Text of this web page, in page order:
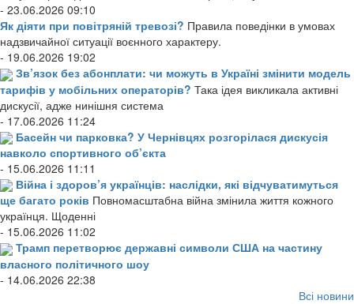
- 23.06.2026 09:10
Як діяти при повітряній тревозі? Правила поведінки в умовах
надзвичайної ситуації воєнного характеру.
- 19.06.2026 19:02
Зв’язок без абонплати: чи можуть в Україні змінити модель
тарифів у мобільних операторів? Така ідея викликала активні
дискусії, адже нинішня система
- 17.06.2026 11:24
Басейн чи парковка? У Чернівцях розгорілася дискусія
навколо спортивного об’єкта
- 15.06.2026 11:11
Війна і здоров’я українців: наслідки, які відчуватимуться
ще багато років Повномасштабна війна змінила життя кожного
українця. Щоденні
- 15.06.2026 11:02
Трамп перетворює державні символи США на частину
власного політичного шоу
- 14.06.2026 22:38
Всі новини